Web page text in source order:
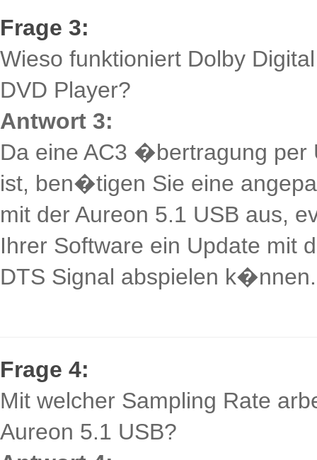
Frage 3:
Wieso funktioniert Dolby
DVD Player?
Antwort 3:
Da eine AC3 �bertragung
ist, ben�tigen Sie eine
mit der Aureon 5.1 USB aus,
Ihrer Software ein Update mit
DTS Signal abspielen k�nnen.
Frage 4:
Mit welcher Sampling Rate
Aureon 5.1 USB?